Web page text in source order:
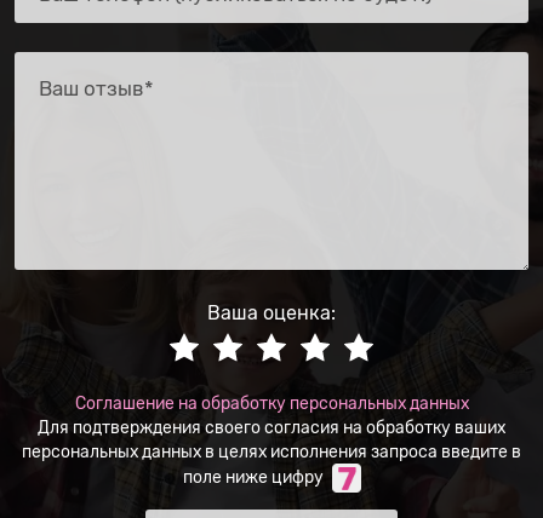
Ваша оценка:
Соглашение на обработку персональных данных
Для подтверждения своего согласия на обработку ваших
персональных данных в целях исполнения запроса введите в
поле ниже цифру